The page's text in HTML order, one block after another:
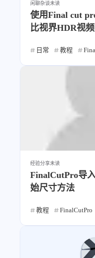
闲聊杂谈未读
使用Final cut
比视界HDR视频
日常 教程
经验分享未读
FinalCutPro导
始尺寸方法
教程 FinalCutPro